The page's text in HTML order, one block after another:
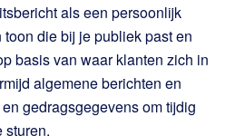
als een persoonlijk
die bij je publiek past en
basis van waar klanten zich in
algemene berichten en
gedragsgegevens om tijdig
sturen.